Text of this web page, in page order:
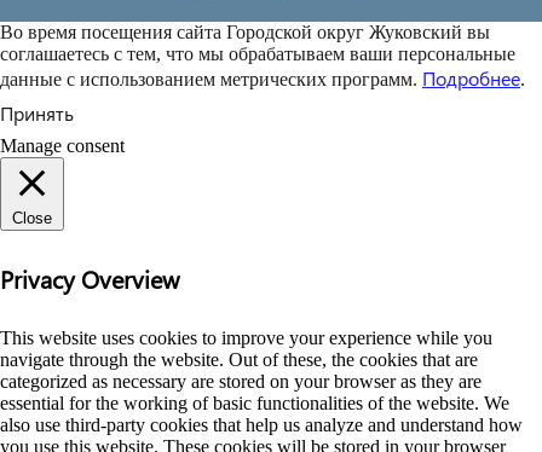
Во время посещения сайта Городской округ Жуковский вы
соглашаетесь с тем, что мы обрабатываем ваши персональные
данные с использованием метрических программ. Подробнее.
Принять
Manage consent
Close
Privacy Overview
This website uses cookies to improve your experience while you
navigate through the website. Out of these, the cookies that are
categorized as necessary are stored on your browser as they are
essential for the working of basic functionalities of the website. We
also use third-party cookies that help us analyze and understand how
you use this website. These cookies will be stored in your browser